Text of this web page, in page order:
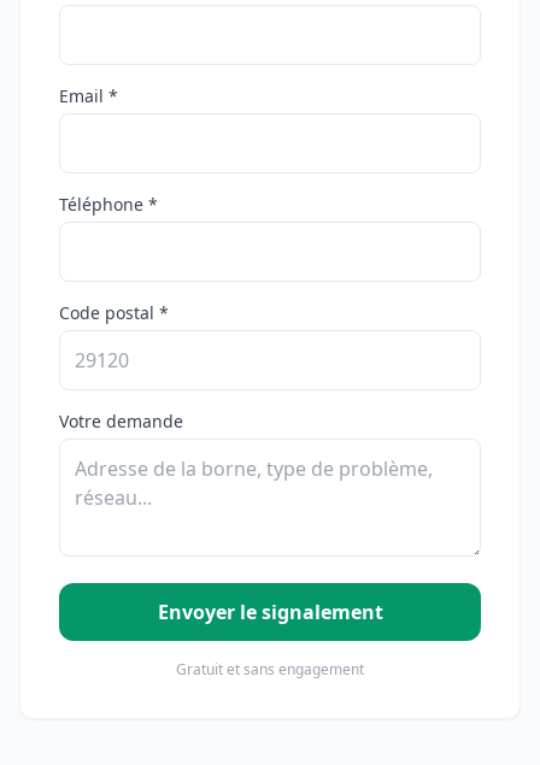
Email *
Téléphone *
Code postal *
Votre demande
Envoyer le signalement
Gratuit et sans engagement